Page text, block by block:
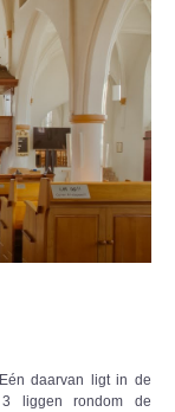
daarvan ligt in de
liggen rondom de